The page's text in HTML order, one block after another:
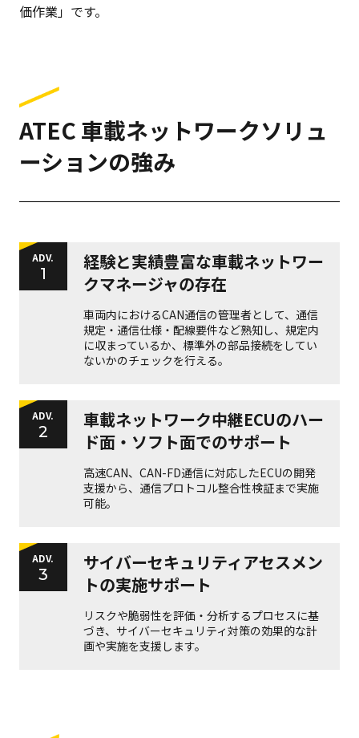
価作業」です。
ATEC 車載ネットワークソリュ
ーションの強み
ADV.
1
経験と実績豊富な車載ネットワー
クマネージャの存在
車両内におけるCAN通信の管理者として、通信
規定・通信仕様・配線要件など熟知し、規定内
に収まっているか、標準外の部品接続をしてい
ないかのチェックを行える。
ADV.
2
車載ネットワーク中継ECUのハー
ド面・ソフト面でのサポート
高速CAN、CAN-FD通信に対応したECUの開発
支援から、通信プロトコル整合性検証まで実施
可能。
ADV.
3
サイバーセキュリティアセスメン
トの実施サポート
リスクや脆弱性を評価・分析するプロセスに基
づき、サイバーセキュリティ対策の効果的な計
画や実施を支援します。